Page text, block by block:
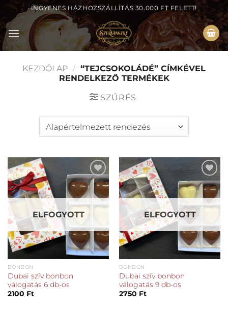
Skip
content
INGYENES HÁZHOZSZÁLLÍTÁS 30.000 FT FELETT!
KEZDŐLAP / “TEJCSOKOLÁDÉ” CÍMKÉVEL
RENDELKEZŐ TERMÉKEK
SZŰRÉS
Kedvencekhez
ELFOGYOTT
BONBON
Dubai szív bonbon
válogatás 6 db-os
2100 Ft
Kedvencekhez
ELFOGYOTT
BONBON
Dubai szív bonbon
válogatás 9 db-os
2750 Ft